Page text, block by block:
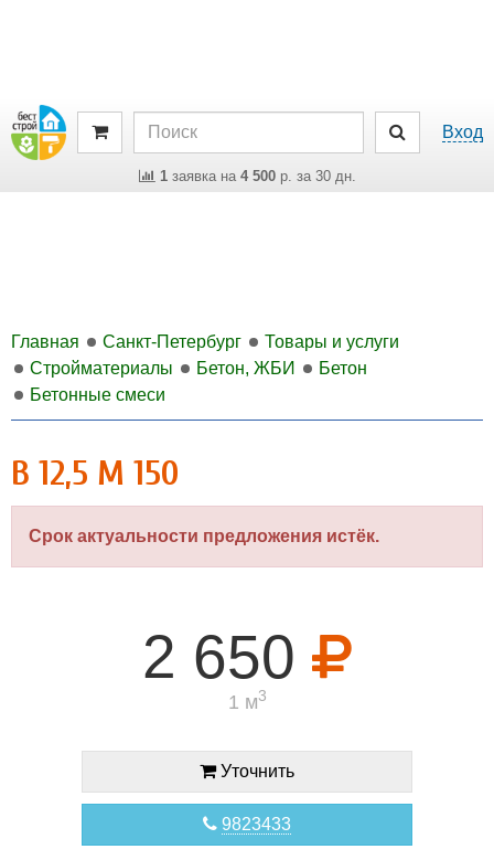
Вход
1заявка на 4 500р. за 30 дн.
Главная Санкт-Петербург
Товары и услуги
Стройматериалы
Бетон, ЖБИ
Бетон
Бетонные смеси
В 12,5 М 150
Срок актуальности предложения истёк.
2 650
1 м3
Уточнить
9823433